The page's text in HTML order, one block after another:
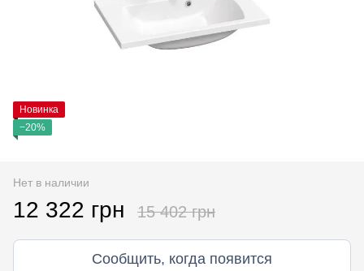
Новинка
−20%
Нет в наличии
12 322 грн 15 402 грн
Сообщить, когда появится